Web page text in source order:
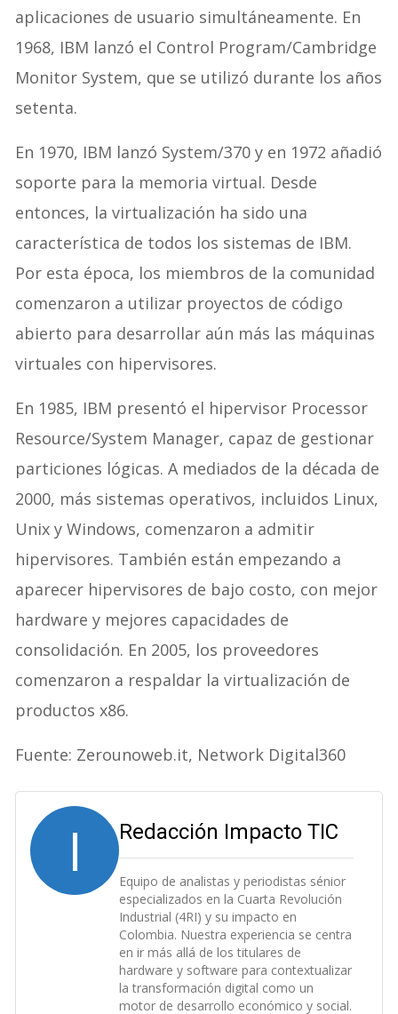
aplicaciones de usuario simultáneamente. En
1968, IBM lanzó el Control Program/Cambridge
Monitor System, que se utilizó durante los años
setenta.
En 1970, IBM lanzó System/370 y en 1972 añadió
soporte para la memoria virtual. Desde
entonces, la virtualización ha sido una
característica de todos los sistemas de IBM.
Por esta época, los miembros de la comunidad
comenzaron a utilizar proyectos de código
abierto para desarrollar aún más las máquinas
virtuales con hipervisores.
En 1985, IBM presentó el hipervisor Processor
Resource/System Manager, capaz de gestionar
particiones lógicas. A mediados de la década de
2000, más sistemas operativos, incluidos Linux,
Unix y Windows, comenzaron a admitir
hipervisores. También están empezando a
aparecer hipervisores de bajo costo, con mejor
hardware y mejores capacidades de
consolidación. En 2005, los proveedores
comenzaron a respaldar la virtualización de
productos x86.
Fuente: Zerounoweb.it, Network Digital360
I Redacción Impacto TIC
Equipo de analistas y periodistas sénior
especializados en la Cuarta Revolución
Industrial (4RI) y su impacto en
Colombia. Nuestra experiencia se centra
en ir más allá de los titulares de
hardware y software para contextualizar
la transformación digital como un
motor de desarrollo económico y social.